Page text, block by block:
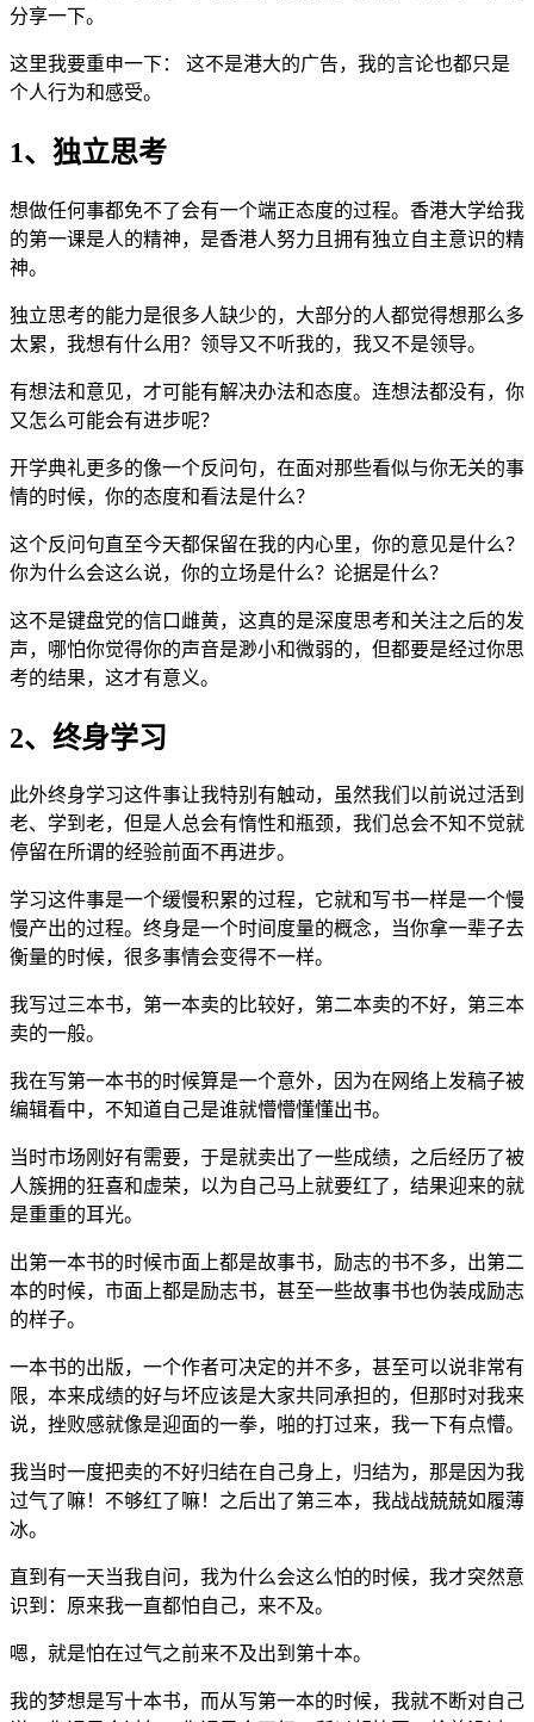
分享一下。
这里我要重申一下： 这不是港大的广告，我的言论也都只是
个人行为和感受。
1、独立思考
想做任何事都免不了会有一个端正态度的过程。香港大学给我
的第一课是人的精神，是香港人努力且拥有独立自主意识的精
神。
独立思考的能力是很多人缺少的，大部分的人都觉得想那么多
太累，我想有什么用？领导又不听我的，我又不是领导。
有想法和意见，才可能有解决办法和态度。连想法都没有，你
又怎么可能会有进步呢？
开学典礼更多的像一个反问句，在面对那些看似与你无关的事
情的时候，你的态度和看法是什么？
这个反问句直至今天都保留在我的内心里，你的意见是什么？
你为什么会这么说，你的立场是什么？论据是什么？
这不是键盘党的信口雌黄，这真的是深度思考和关注之后的发
声，哪怕你觉得你的声音是渺小和微弱的，但都要是经过你思
考的结果，这才有意义。
2、终身学习
此外终身学习这件事让我特别有触动，虽然我们以前说过活到
老、学到老，但是人总会有惰性和瓶颈，我们总会不知不觉就
停留在所谓的经验前面不再进步。
学习这件事是一个缓慢积累的过程，它就和写书一样是一个慢
慢产出的过程。终身是一个时间度量的概念，当你拿一辈子去
衡量的时候，很多事情会变得不一样。
我写过三本书，第一本卖的比较好，第二本卖的不好，第三本
卖的一般。
我在写第一本书的时候算是一个意外，因为在网络上发稿子被
编辑看中，不知道自己是谁就懵懵懂懂出书。
当时市场刚好有需要，于是就卖出了一些成绩，之后经历了被
人簇拥的狂喜和虚荣，以为自己马上就要红了，结果迎来的就
是重重的耳光。
出第一本书的时候市面上都是故事书，励志的书不多，出第二
本的时候，市面上都是励志书，甚至一些故事书也伪装成励志
的样子。
一本书的出版，一个作者可决定的并不多，甚至可以说非常有
限，本来成绩的好与坏应该是大家共同承担的，但那时对我来
说，挫败感就像是迎面的一拳，啪的打过来，我一下有点懵。
我当时一度把卖的不好归结在自己身上，归结为，那是因为我
过气了嘛！不够红了嘛！之后出了第三本，我战战兢兢如履薄
冰。
直到有一天当我自问，我为什么会这么怕的时候，我才突然意
识到：原来我一直都怕自己，来不及。
嗯，就是怕在过气之前来不及出到第十本。
我的梦想是写十本书，而从写第一本的时候，我就不断对自己